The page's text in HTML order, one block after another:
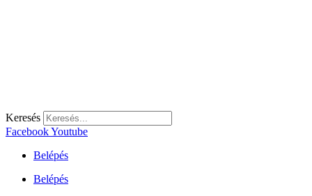
Keresés
FacebookYoutube
Belépés
Belépés